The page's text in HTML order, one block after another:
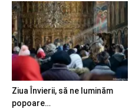
Ziua Învierii, să ne luminăm
popoare…